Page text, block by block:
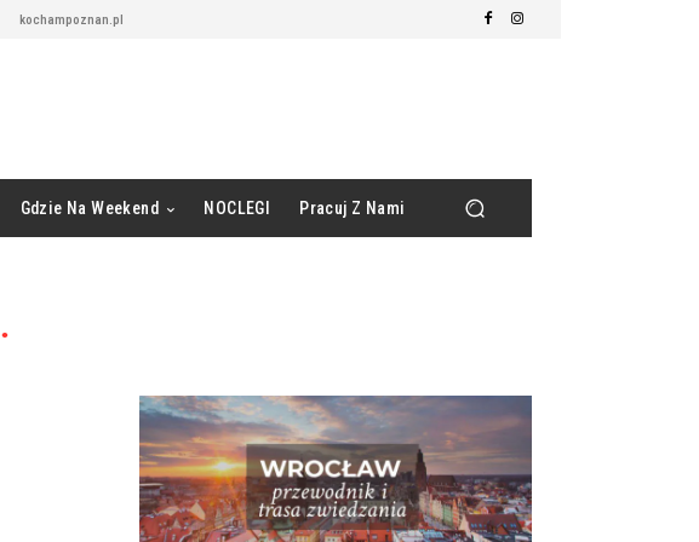
kochampoznan.pl
Gdzie Na Weekend NOCLEGI Pracuj Z Nami